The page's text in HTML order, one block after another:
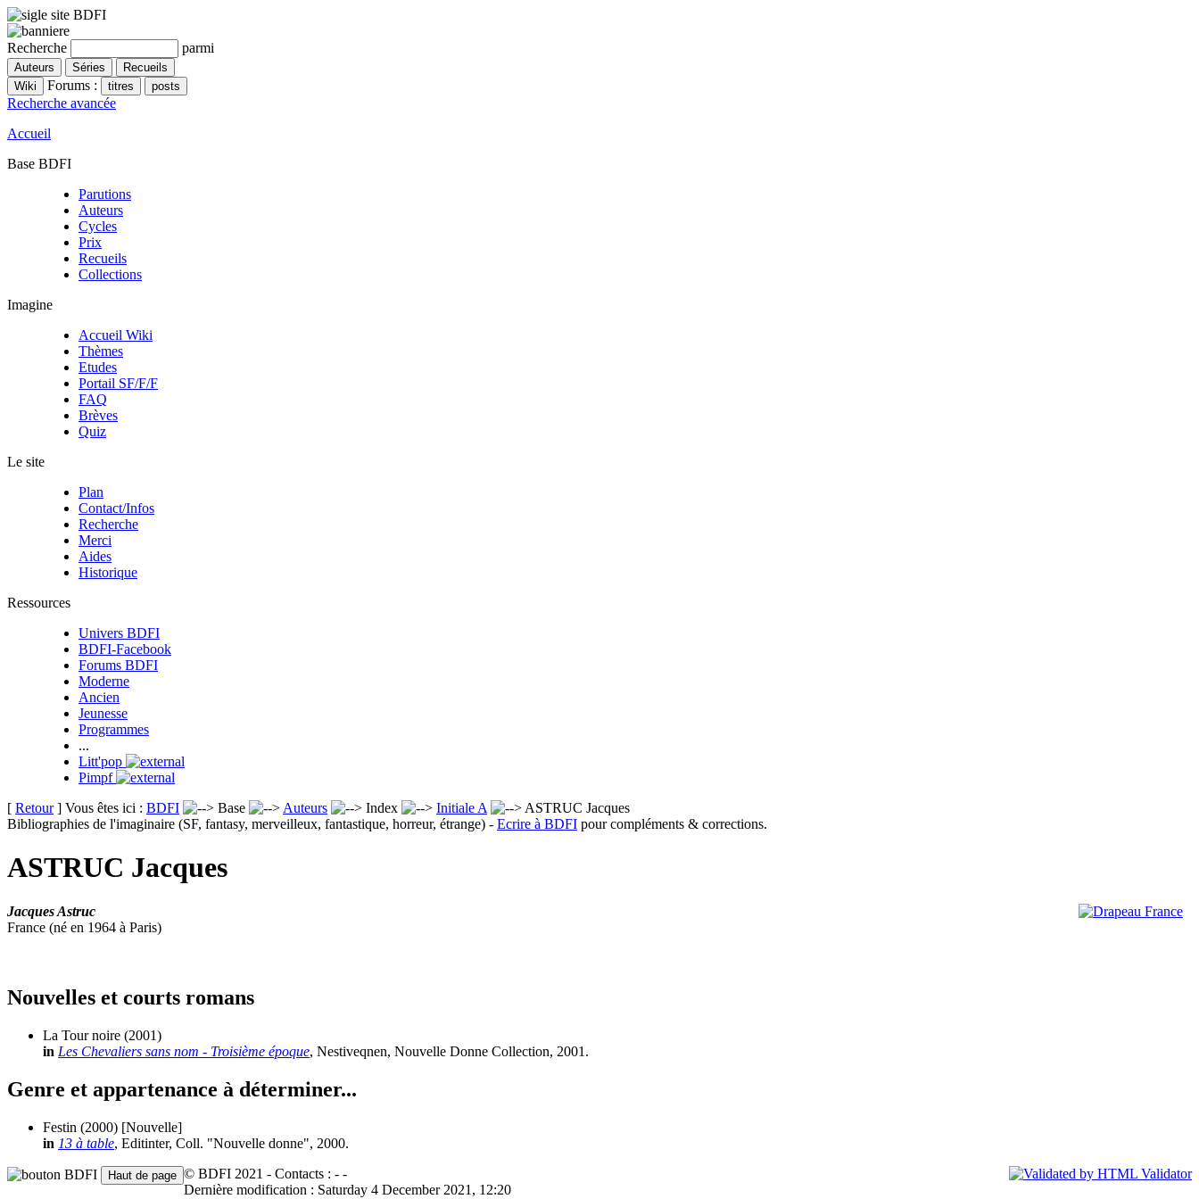
Recherche parmi
Forums :
Recherche avancée
Accueil
Base BDFI
Parutions
Auteurs
Cycles
Prix
Recueils
Collections
Imagine
Accueil Wiki
Thèmes
Etudes
Portail SF/F/F
FAQ
Brèves
Quiz
Le site
Plan
Contact/Infos
Recherche
Merci
Aides
Historique
Ressources
Univers BDFI
BDFI-Facebook
Forums BDFI
Moderne
Ancien
Jeunesse
Programmes
...
Litt'pop
Pimpf
[ Retour] Vous êtes ici : BDFI Base Auteurs Index Initiale A
ASTRUC Jacques
Bibliographies de l'imaginaire (SF, fantasy, merveilleux, fantastique, horreur, étrange) - Ecrire à BDFI pour compléments & corrections.
ASTRUC Jacques
Jacques Astruc
France (né en 1964 à Paris)
Nouvelles et courts romans
La Tour noire (2001)
in Les Chevaliers sans nom - Troisième époque, Nestiveqnen, Nouvelle Donne Collection, 2001.
Genre et appartenance à déterminer...
Festin (2000) [Nouvelle]
in 13 à table, Editinter, Coll. "Nouvelle donne", 2000.
© BDFI 2021 - Contacts : - -
Dernière modification : Saturday 4 December 2021, 12:20